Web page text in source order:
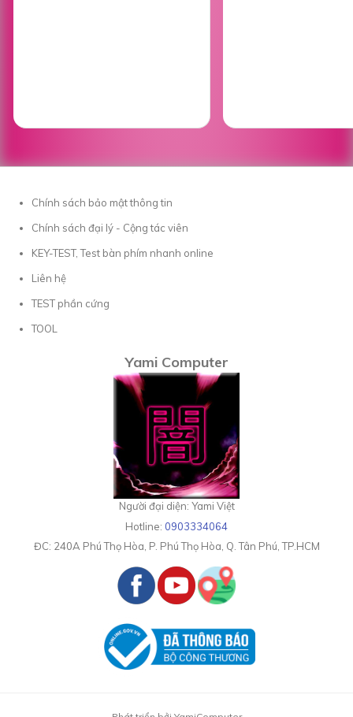
Chính sách bảo mật thông tin
Chính sách đại lý - Cộng tác viên
KEY-TEST, Test bàn phím nhanh online
Liên hệ
TEST phần cứng
TOOL
Yami Computer
Người đại diện: Yami Việt
Hotline: 0903334064
ĐC: 240A Phú Thọ Hòa, P. Phú Thọ Hòa, Q. Tân Phú, TP.HCM